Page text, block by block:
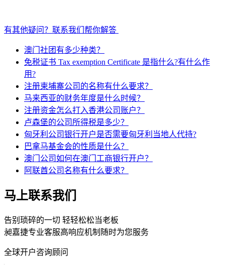
有其他疑问？联系我们帮你解答
澳门社团有多少种类？
免税证书 Tax exemption Certificate 是指什么?有什么作
用?
注册柬埔寨公司的名称有什么要求？
马来西亚的财务年度是什么时候？
注册资金怎么打入香港公司账户？
卢森堡的公司所得税是多少？
匈牙利公司银行开户是否需要匈牙利当地人代持?
巴拿马基金会的性质是什么？
澳门公司如何在澳门工商银行开户？
阿联酋公司名称有什么要求？
马上联系我们
告别琐碎的一切 轻轻松松当老板
昶嘉捷专业客服高响应机制随时为您服务
全球开户咨询顾问